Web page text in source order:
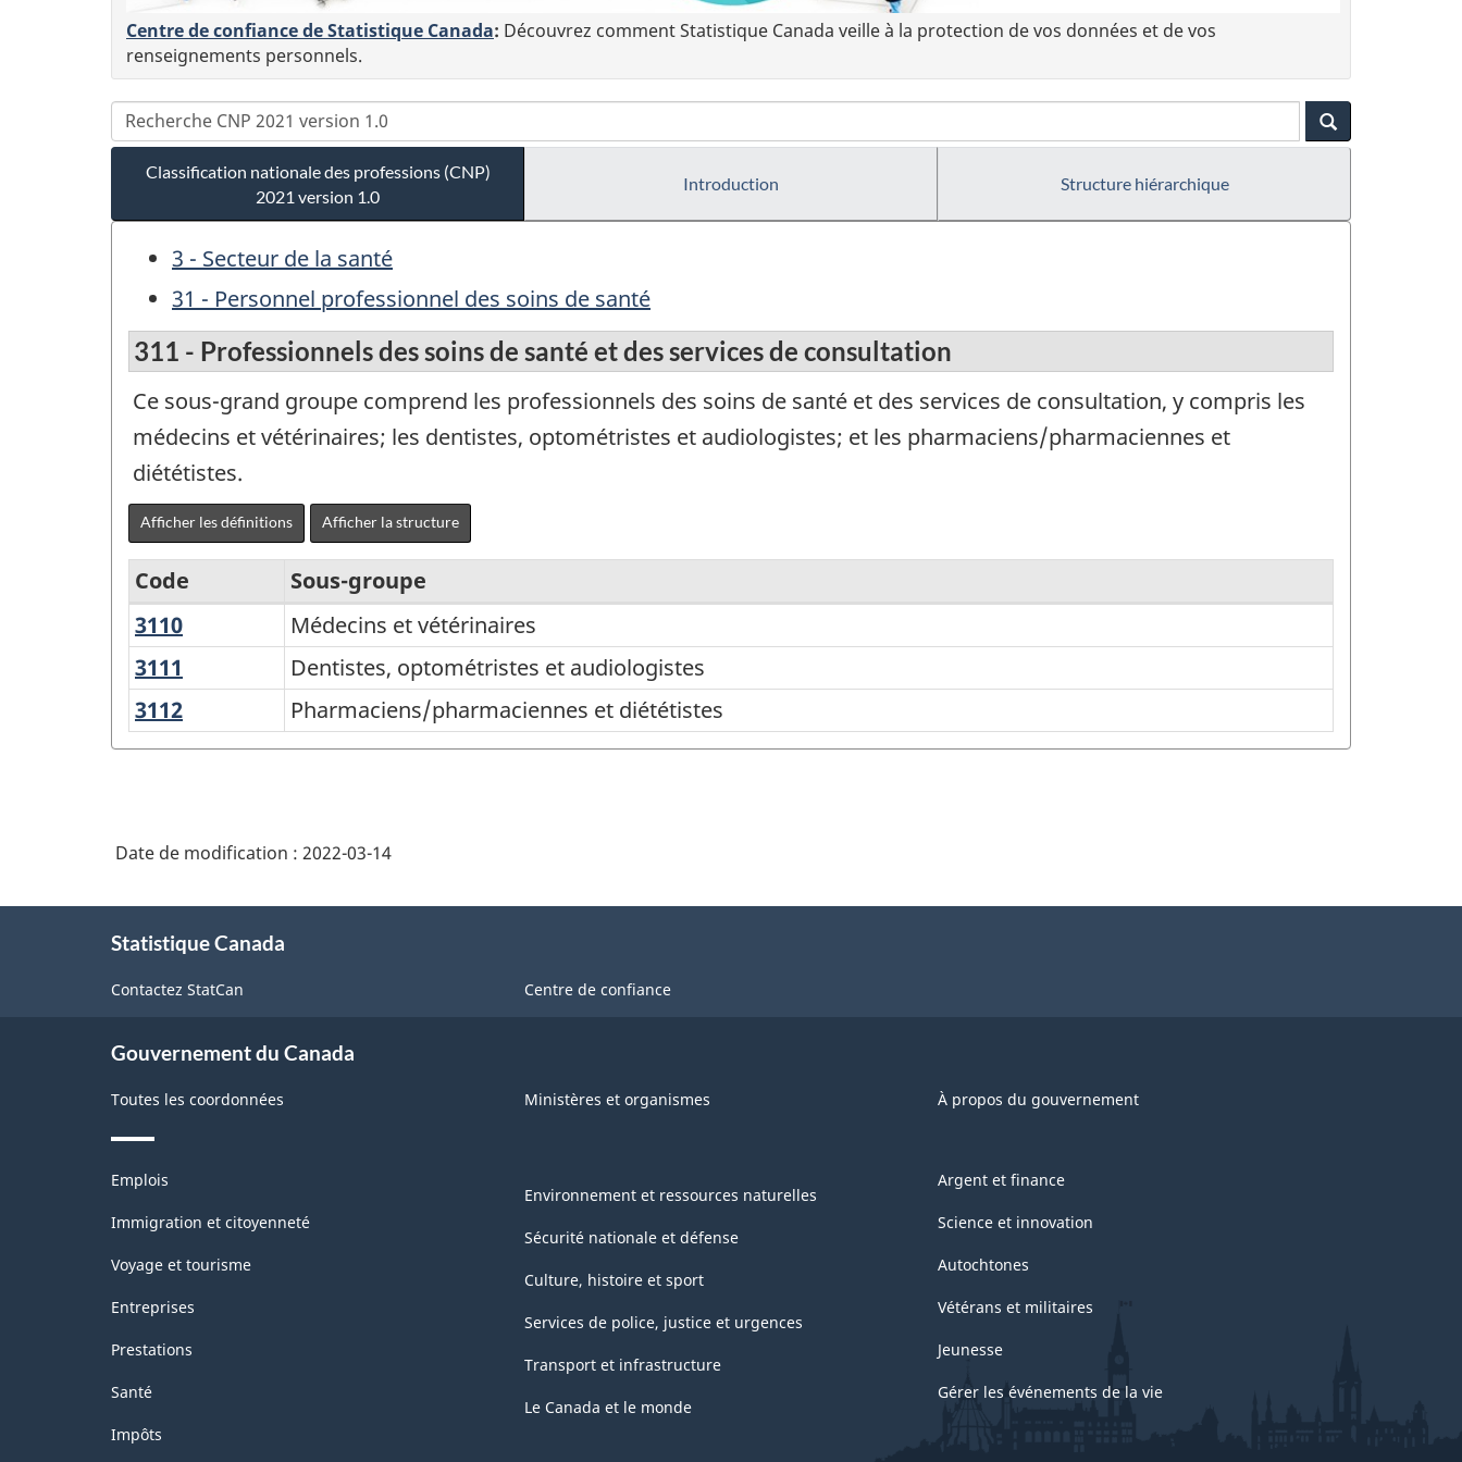
Centre de confiance de Statistique Canada: Découvrez comment Statistique Canada veille à la protection de vos données et de vos
renseignements personnels.
Classification nationale des professions (CNP)
2021 version 1.0
Introduction Structure hiérarchique
3 - Secteur de la santé
31 - Personnel professionnel des soins de santé
311 - Professionnels des soins de santé et des services de consultation
Ce sous-grand groupe comprend les professionnels des soins de santé et des services de consultation, y compris les
médecins et vétérinaires; les dentistes, optométristes et audiologistes; et les pharmaciens/pharmaciennes et
diététistes.
Afficher les définitions Afficher la structure
Classification
nationale
des
professions
version
-
Structure
de
classification
Code
Sous-groupe
3110
et
vétérinaires
Médecins et vétérinaires
3111
Dentistes,
optométristes
et
audiologistes
Dentistes, optométristes et audiologistes
3112 Pharmaciens/pharmaciennes
et
Pharmaciens/pharmaciennes et diététistes
Date de modification : 2022-03-14
Statistique Canada
Contactez StatCan Centre de confiance
Gouvernement du Canada
Toutes les coordonnées Ministères et organismes À propos du gouvernement
Thèmes
sujets
Emplois
Immigration et citoyenneté
Voyage et tourisme
Entreprises
Prestations
Santé
Impôts
Environnement et ressources naturelles
Sécurité nationale et défense
Culture, histoire et sport
Services de police, justice et urgences
Transport et infrastructure
Le Canada et le monde
Argent et finance
Science et innovation
Autochtones
Vétérans et militaires
Jeunesse
Gérer les événements de la vie